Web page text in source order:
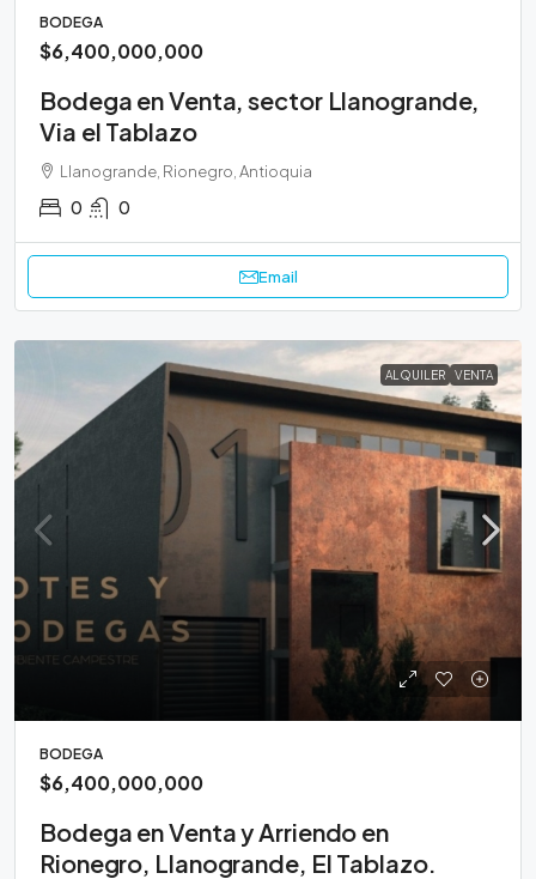
BODEGA
$6,400,000,000
Bodega en Venta, sector Llanogrande,
Via el Tablazo
Llanogrande, Rionegro, Antioquia
0 0
Email
ALQUILER VENTA
BODEGA
$6,400,000,000
Bodega en Venta y Arriendo en
Rionegro, Llanogrande, El Tablazo.